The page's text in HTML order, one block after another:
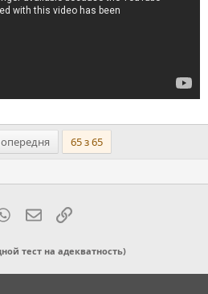
65 з 65
WhatsApp
E-mailПосилання
тест на адекватность)